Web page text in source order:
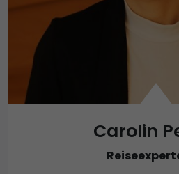
Carolin